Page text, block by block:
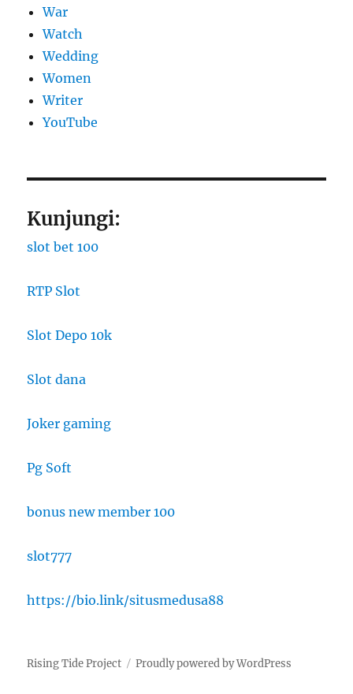
War
Watch
Wedding
Women
Writer
YouTube
Kunjungi:
slot bet 100
RTP Slot
Slot Depo 10k
Slot dana
Joker gaming
Pg Soft
bonus new member 100
slot777
https://bio.link/situsmedusa88
Rising Tide Project Proudly powered by WordPress